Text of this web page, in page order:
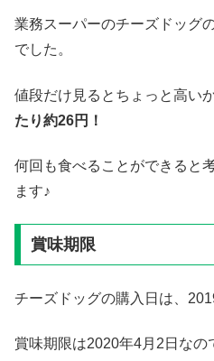
業務スーパーのチーズドッグ
でした。
値段だけ見るとちょっと高い
たり約26円！
何回も食べることができると
ます♪
賞味期限
チーズドッグの購入日は、
賞味期限は2020年4月2日なの